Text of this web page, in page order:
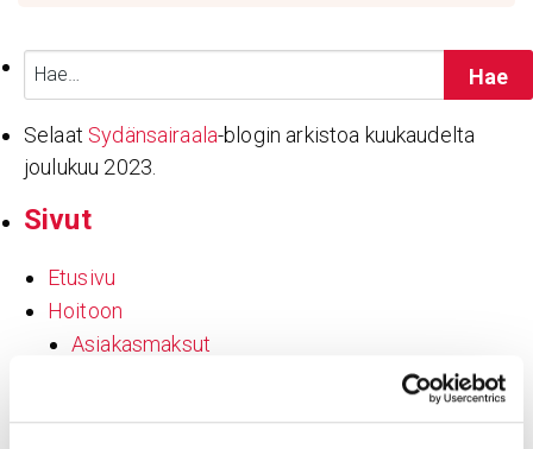
Haku:
Selaat Sydänsairaala-blogin arkistoa kuukaudelta
joulukuu 2023.
Sivut
Etusivu
Hoitoon
Asiakasmaksut